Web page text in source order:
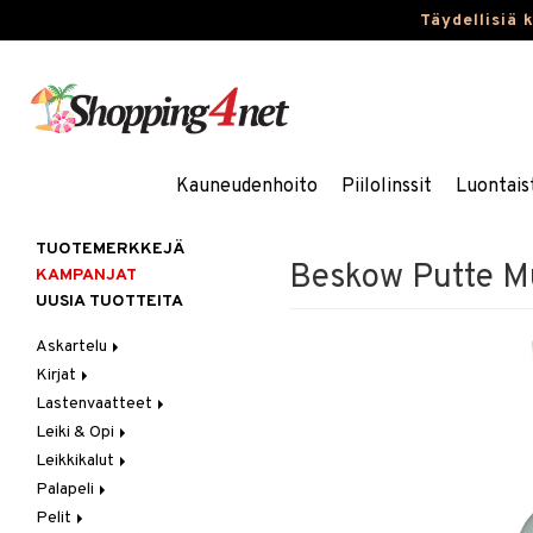
Täydellisiä
Kauneudenhoito Piilolinssit
Beskow Putte
TUOTEMERKKEJÄ
KAMPANJAT
UUSIA TUOTTEITA
Askartelu
Askartelumateriaalit
Askartelusetti
Helmet
Koulutarvikkeet
Muovailuvaha
Piirrä ja maalaa
Kirjat
Askartelukirjat
Maalauskirjat
Päiväkirjat
Lastenvaatteet
Alaosat
Leggingsit
Alusvaatteet & Sukat
Kengät
Mekot
Leiki & Opi
Opetuslelut
Oppimispelit
Soittimet
Leikkikalut
Ajoneuvot
Autoradat
Eläimet
Palapeli
1000 palaa
Pelit